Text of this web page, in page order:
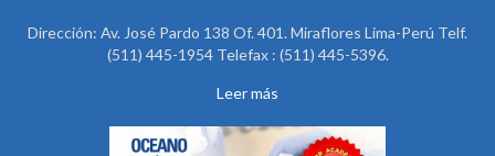
Dirección: Av. José Pardo 138 Of. 401. Miraflores Lima-Perú Telf.
(511) 445-1954 Telefax : (511) 445-5396.
Leer más